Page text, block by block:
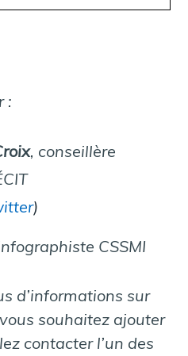
:
, conseillère
)
CSSMI
d’informations sur
souhaitez ajouter
contacter l’un des